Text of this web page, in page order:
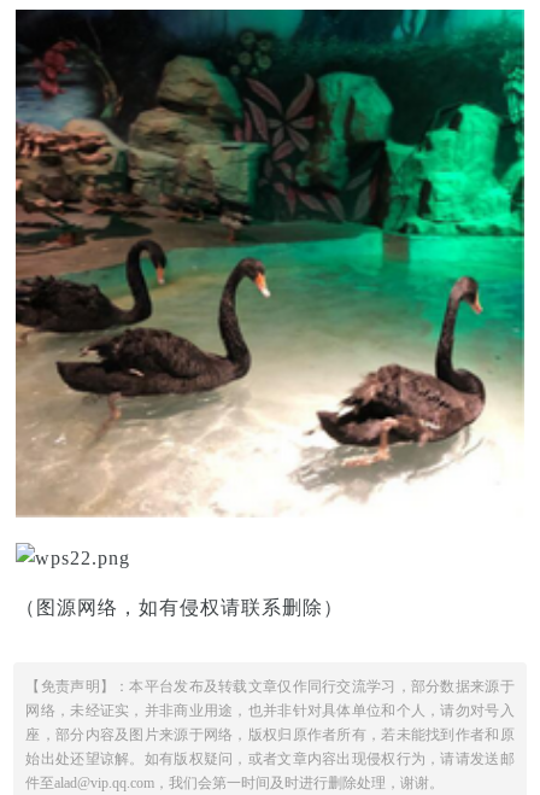
（图源网络，如有侵权请联系删除）
【免责声明】：本平台发布及转载文章仅作同行交流学习，部分数据来源于
网络，未经证实，并非商业用途，也并非针对具体单位和个人，请勿对号入
座，部分内容及图片来源于网络，版权归原作者所有，若未能找到作者和原
始出处还望谅解。如有版权疑问，或者文章内容出现侵权行为，请请发送邮
件至alad@vip.qq.com，我们会第一时间及时进行删除处理，谢谢。